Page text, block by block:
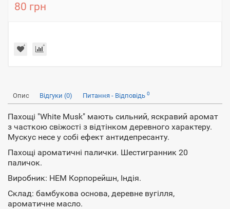
80 грн
Опис Відгуки (0) Питання - Відповідь 0
Пахощі "White Musk" мають сильний, яскравий аромат
з часткою свіжості з відтінком деревного характеру.
Мускус несе у собі ефект антидепресанту.
Пахощі ароматичні палички. Шестигранник 20
паличок.
Виробник: HEM Корпорейшн, Індія.
Склад: бамбукова основа, деревне вугілля,
ароматичне масло.